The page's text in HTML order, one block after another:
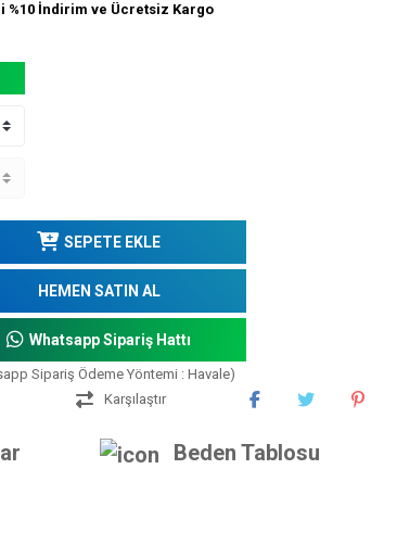
%10 İndirim ve Ücretsiz Kargo
SEPETE EKLE
HEMEN SATIN AL
Whatsapp Sipariş Hattı
Sipariş Ödeme Yöntemi : Havale)
Karşılaştır
Beden Tablosu